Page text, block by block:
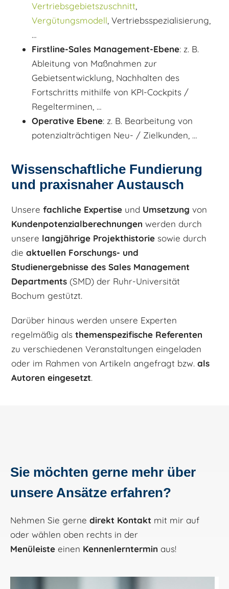
Vertriebsgebietszuschnitt
Vergütungsmodell , Vertriebsspezialisierung,
…
Firstline-Sales Management-Ebene: z. B.
Ableitung von Maßnahmen zur
Gebietsentwicklung, Nachhalten des
Fortschritts mithilfe von KPI-Cockpits /
Regelterminen, …
Operative Ebene: z. B. Bearbeitung von
potenzialträchtigen Neu- / Zielkunden, …
Wissenschaftliche Fundierung
und praxisnaher Austausch
Unserefachliche Expertise und Umsetzungvon
Kundenpotenzialberechnungenwerden durch
unsere langjährige Projekthistorie sowie durch
dieaktuellen Forschungs- und
Studienergebnisse des Sales Management
Departments (SMD) der Ruhr-Universität
Bochum gestützt.
Darüber hinaus werden unsere Experten
regelmäßig alsthemenspezifische Referenten
zu verschiedenen Veranstaltungen eingeladen
oder im Rahmen von Artikeln angefragt bzw.als
Autoren eingesetzt.
Sie möchten gerne mehr über
unsere Ansätze erfahren?
Nehmen Sie gerne direkt Kontakt mit mir auf
oder wählen oben rechts in der
Menüleiste einen Kennen­lerntermin aus!